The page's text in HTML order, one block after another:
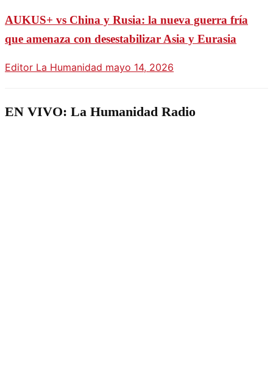
AUKUS+ vs China y Rusia: la nueva guerra fría
que amenaza con desestabilizar Asia y Eurasia
Editor La Humanidad mayo 14, 2026
EN VIVO: La Humanidad Radio